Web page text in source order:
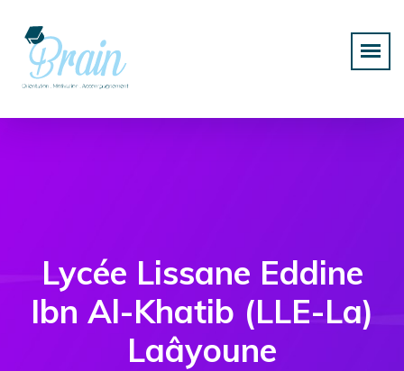
Lycée Lissane Eddine
Ibn Al-Khatib (LLE-La)
Laâyoune